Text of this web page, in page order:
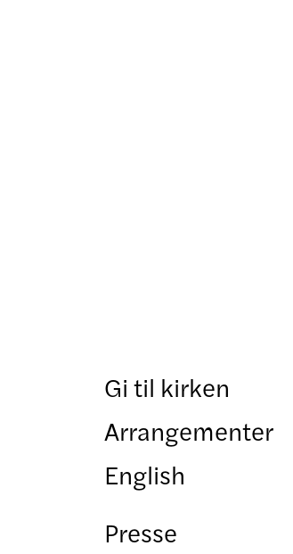
Gi til kirken
Arrangementer
English
Presse